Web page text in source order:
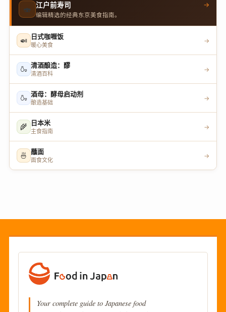
🍣 江户前寿司
编辑精选的经典东京美食指南。
→
🍛 日式咖喱饭
暖心美食
→
🍶 清酒酿造：醪
清酒百科
→
🍶 酒母：酵母启动剂
酿造基础
→
🌾 日本米
主食指南
→
🍜 蘸面
面食文化
→
Your complete guide to Japanese food